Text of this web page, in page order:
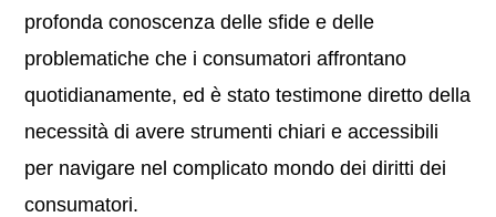
profonda conoscenza delle sfide e delle
problematiche che i consumatori affrontano
quotidianamente, ed è stato testimone diretto della
necessità di avere strumenti chiari e accessibili
per navigare nel complicato mondo dei diritti dei
consumatori.